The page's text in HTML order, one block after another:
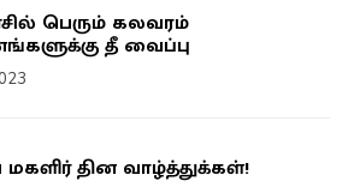
பெரும் கலவரம்
தீ வைப்பு
தின வாழ்த்துக்கள்!